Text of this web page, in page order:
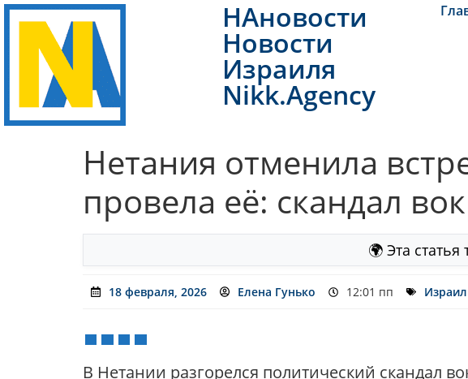
НАновости
Новости
Израиля
Nikk.Agency
Нетания отменила
провела её: скандал
🌍 Эта статья
18 февраля, 2026 Елена Гунько 12:01 пп
В Нетании разгорелся политический скандал